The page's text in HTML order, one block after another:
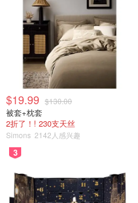
$19.99 $130.00
被套+枕套
2折了！! 230支天丝
Simons 2142人感兴趣
3